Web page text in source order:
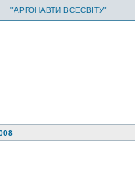
"АРГОНАВТИ ВСЕСВІТУ"